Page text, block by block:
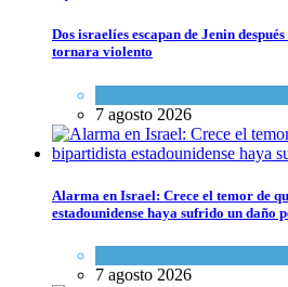
Dos israelíes escapan de Jenin
tornara violento
7 agosto 2026
Alarma en Israel: Crece el temor de
estadounidense haya sufrido un daño
7 agosto 2026